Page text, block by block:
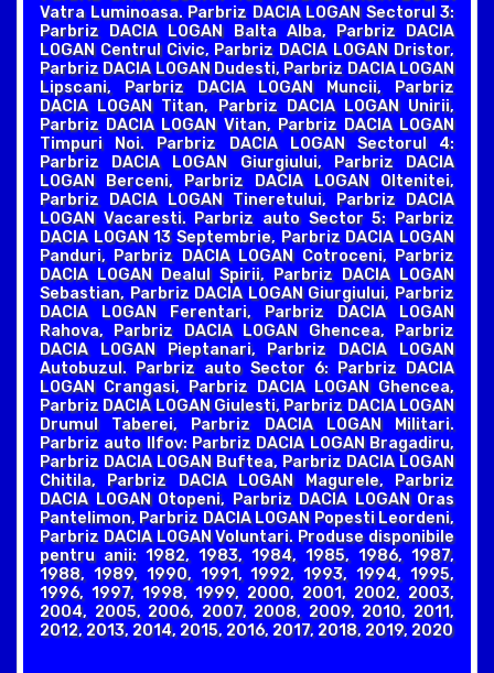
Vatra Luminoasa. Parbriz DACIA LOGAN Sectorul 3:
Parbriz DACIA LOGAN Balta Alba, Parbriz DACIA
LOGAN Centrul Civic, Parbriz DACIA LOGAN Dristor,
Parbriz DACIA LOGAN Dudesti, Parbriz DACIA LOGAN
Lipscani, Parbriz DACIA LOGAN Muncii, Parbriz
DACIA LOGAN Titan, Parbriz DACIA LOGAN Unirii,
Parbriz DACIA LOGAN Vitan, Parbriz DACIA LOGAN
Timpuri Noi. Parbriz DACIA LOGAN Sectorul 4:
Parbriz DACIA LOGAN Giurgiului, Parbriz DACIA
LOGAN Berceni, Parbriz DACIA LOGAN Oltenitei,
Parbriz DACIA LOGAN Tineretului, Parbriz DACIA
LOGAN Vacaresti. Parbriz auto Sector 5: Parbriz
DACIA LOGAN 13 Septembrie, Parbriz DACIA LOGAN
Panduri, Parbriz DACIA LOGAN Cotroceni, Parbriz
DACIA LOGAN Dealul Spirii, Parbriz DACIA LOGAN
Sebastian, Parbriz DACIA LOGAN Giurgiului, Parbriz
DACIA LOGAN Ferentari, Parbriz DACIA LOGAN
Rahova, Parbriz DACIA LOGAN Ghencea, Parbriz
DACIA LOGAN Pieptanari, Parbriz DACIA LOGAN
Autobuzul. Parbriz auto Sector 6: Parbriz DACIA
LOGAN Crangasi, Parbriz DACIA LOGAN Ghencea,
Parbriz DACIA LOGAN Giulesti, Parbriz DACIA LOGAN
Drumul Taberei, Parbriz DACIA LOGAN Militari.
Parbriz auto Ilfov: Parbriz DACIA LOGAN Bragadiru,
Parbriz DACIA LOGAN Buftea, Parbriz DACIA LOGAN
Chitila, Parbriz DACIA LOGAN Magurele, Parbriz
DACIA LOGAN Otopeni, Parbriz DACIA LOGAN Oras
Pantelimon, Parbriz DACIA LOGAN Popesti Leordeni,
Parbriz DACIA LOGAN Voluntari. Produse disponibile
pentru anii: 1982, 1983, 1984, 1985, 1986, 1987,
1988, 1989, 1990, 1991, 1992, 1993, 1994, 1995,
1996, 1997, 1998, 1999, 2000, 2001, 2002, 2003,
2004, 2005, 2006, 2007, 2008, 2009, 2010, 2011,
2012, 2013, 2014, 2015, 2016, 2017, 2018, 2019, 2020